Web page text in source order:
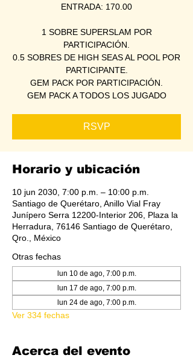
ENTRADA: 170.00
1 SOBRE SUPERSLAM POR
PARTICIPACIÓN.
0.5 SOBRES DE HIGH SEAS AL POOL POR
PARTICIPANTE.
GEM PACK POR PARTICIPACIÓN.
GEM PACK A TODOS LOS JUGADO
RSVP
Horario y ubicación
10 jun 2030, 7:00 p.m. – 10:00 p.m.
Santiago de Querétaro, Anillo Vial Fray
Junípero Serra 12200-Interior 206, Plaza la
Herradura, 76146 Santiago de Querétaro,
Qro., México
Otras fechas
lun 10 de ago, 7:00 p.m.
lun 17 de ago, 7:00 p.m.
lun 24 de ago, 7:00 p.m.
Ver 334 fechas
Acerca del evento